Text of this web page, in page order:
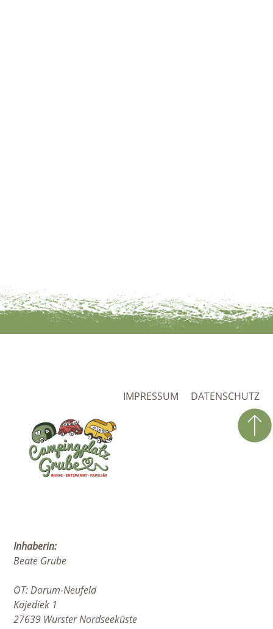
NAVIGATION
IMPRESSUM DATENSCHUTZ
Inhaberin:
Beate Grube
OT: Dorum-Neufeld
Kajediek 1
27639 Wurster Nordseeküste